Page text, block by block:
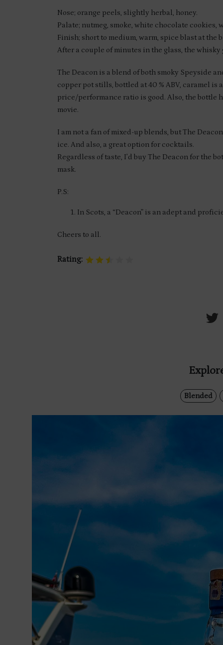
Nose; orange peels, slightly herbal, honey.
Palate; nutmeg, smoke, white chocolate cookies,
Finish; short to medium, warm, spice blast at the
After a couple of minutes in the glass, the
The Deacon is a blend of both smoky Speyside
copper pot stills, bottled at 40 % ABV, caramel
price/performance ratio is good. Also, the bottle
movie.
I am not a fan of mixed-up blends, but The
ice. And also, a great option for cocktails.
Regardless of taste, I’d buy The Deacon for the
mask.
P.S:
In Scots, a “Deacon” is an adept and
Cheers to all.
Rating:
Blended